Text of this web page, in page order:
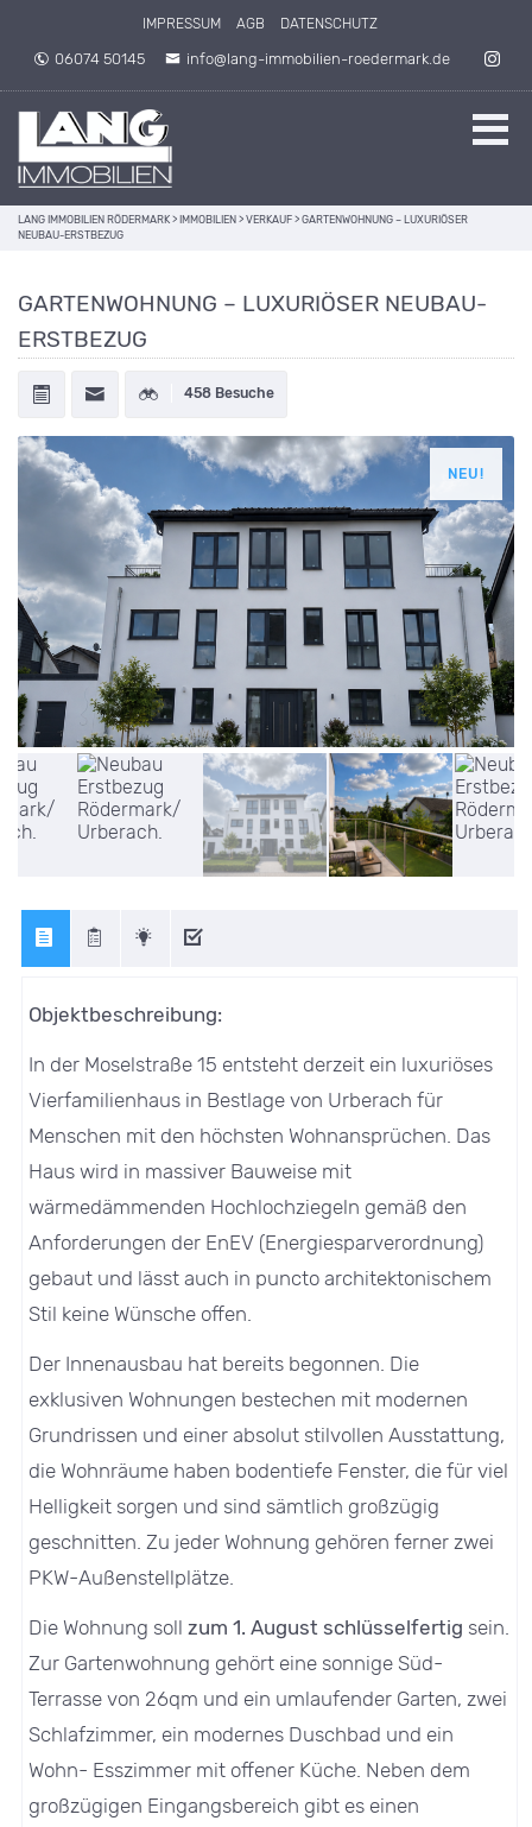
Direkt zum Inhalt springen
IMPRESSUM AGB DATENSCHUTZ
06074 50145 info@lang-immobilien-roedermark.de
LANG IMMOBILIEN RÖDERMARK > IMMOBILIEN > VERKAUF > GARTENWOHNUNG – LUXURIÖSER
NEUBAU-ERSTBEZUG
GARTENWOHNUNG – LUXURIÖSER NEUBAU-
ERSTBEZUG
458 Besuche
NEU!
Objektbeschreibung:
In der Moselstraße 15 entsteht derzeit ein luxuriöses
Vierfamilienhaus in Bestlage von Urberach für
Menschen mit den höchsten Wohnansprüchen. Das
Haus wird in massiver Bauweise mit
wärmedämmenden Hochlochziegeln gemäß den
Anforderungen der EnEV (Energiesparverordnung)
gebaut und lässt auch in puncto architektonischem
Stil keine Wünsche offen.
Der Innenausbau hat bereits begonnen. Die
exklusiven Wohnungen bestechen mit modernen
Grundrissen und einer absolut stilvollen Ausstattung,
die Wohnräume haben bodentiefe Fenster, die für viel
Helligkeit sorgen und sind sämtlich großzügig
geschnitten. Zu jeder Wohnung gehören ferner zwei
PKW-Außenstellplätze.
Die Wohnung soll zum 1. August schlüsselfertig sein.
Zur Gartenwohnung gehört eine sonnige Süd-
Terrasse von 26qm und ein umlaufender Garten, zwei
Schlafzimmer, ein modernes Duschbad und ein
Wohn- Esszimmer mit offener Küche. Neben dem
großzügigen Eingangsbereich gibt es einen